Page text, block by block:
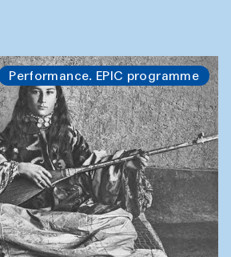
Performance. EPIC programme